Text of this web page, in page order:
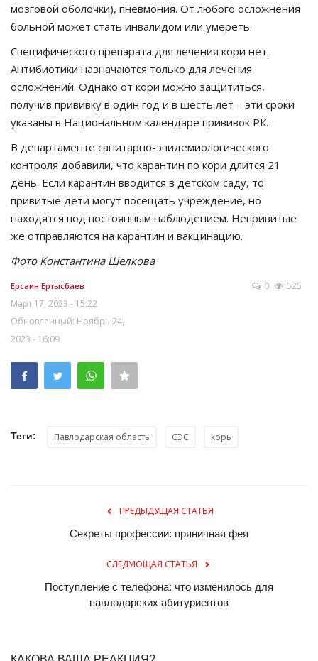
мозговой оболочки), пневмония. От любого осложнения
больной может стать инвалидом или умереть.
Специфического препарата для лечения кори нет.
Антибиотики назначаются только для лечения
осложнений. Однако от кори можно защититься,
получив прививку в один год и в шесть лет – эти сроки
указаны в Национальном календаре прививок РК.
В департаменте санитарно-эпидемиологического
контроля добавили, что карантин по кори длится 21
день. Если карантин вводится в детском саду, то
привитые дети могут посещать учреждение, но
находятся под постоянным наблюдением. Непривитые
же отправляются на карантин и вакцинацию.
Фото Константина Шелкова
Ерсаин Ертысбаев
Март 17, 2023 - 15:22
Обновленный: Ноябрь 24,
2023 - 16:09
0 525
Теги: Павлодарская область СЭС корь
ПРЕДЫДУЩАЯ СТАТЬЯ
Секреты профессии: пряничная фея
СЛЕДУЮЩАЯ СТАТЬЯ
Поступление с телефона: что изменилось для
павлодарских абитуриентов